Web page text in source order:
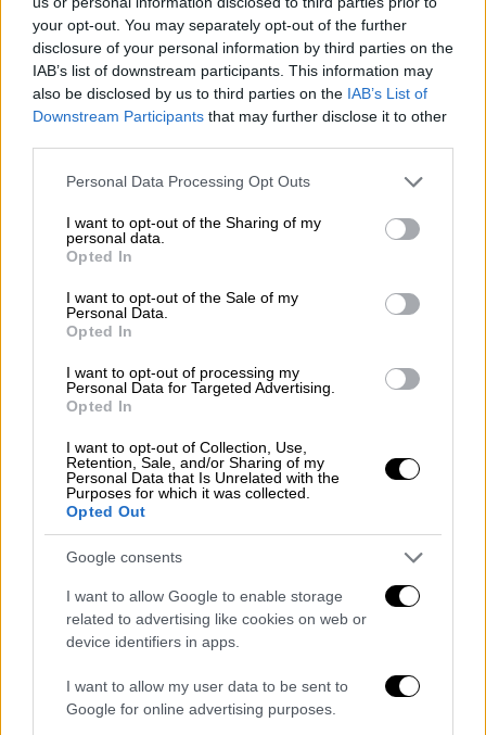
your opt-out. You may separately opt-out of the further
disclosure of your personal information by third parties on the
IAB’s list of downstream participants. This information may
also be disclosed by us to third parties on the IAB’s List of
Downstream Participants that may further disclose it to other
Please note that this website/app uses one or more Google
not limited to your visit or usage behaviour. You may click to
grant or deny consent to Google and its third-party tags to
use your data for below specified purposes in below Google
consent section.
Personal Data Processing Opt Outs
I want to opt-out of the Sharing of my
personal data.
Opted In
I want to opt-out of the Sale of my
Personal Data.
Opted In
I want to opt-out of processing my
Personal Data for Targeted Advertising.
Opted In
I want to opt-out of Collection, Use,
Retention, Sale, and/or Sharing of my
Personal Data that Is Unrelated with the
Purposes for which it was collected.
Opted Out
Google consents
I want to allow Google to enable storage
related to advertising like cookies on web or
device identifiers in apps.
I want to allow my user data to be sent to
Google for online advertising purposes.
video
Τι ισχυρίστηκε ο Στρατός στην
αναπαράσταση…
αναίρεσε στην κάμερα του «Τούνελ» τους
«ανυπόστατους ισχυρισμούς» του Στρατού,
«Για να έχουμε έναν πυροβολισμό
με ένα
τυφέκιο, θα πρέπει να αξιολογήσουμε το
υλικό από την αυτοψία. Κανένας από τους
δύο τρόπους αυτοτραυματισμού που
αναφέρει ο Στρατός, δεν ευσταθούν.
Εξαρχής η αναπαράσταση είναι λάθος.
Παρουσιάζουν μία ασυμβατότητα. Οι κηλίδες
αίματος και το μέρος που βρέθηκε το σώμα
του, μαρτυρούν τη δολοφονία του. Το χέρι